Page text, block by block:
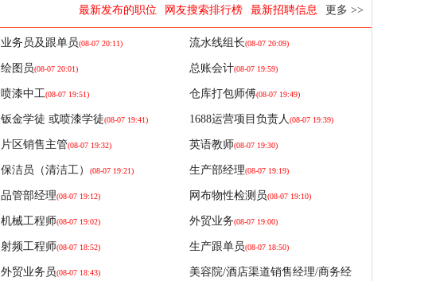
更多 >>
最新招聘信息
网友搜索排行榜
最新发布的职位
业务员及跟单员(08-07 20:11) 流水线组长(08-07 20:09)
绘图员(08-07 20:01) 总账会计(08-07 19:59)
喷漆中工(08-07 19:51) 仓库打包师傅(08-07 19:49)
钣金学徒 或喷漆学徒(08-07 19:41) 1688运营项目负责人(08-07 19:39)
片区销售主管(08-07 19:32) 英语教师(08-07 19:30)
保洁员（清洁工） (08-07 19:21) 生产部经理(08-07 19:19)
品管部经理(08-07 19:12) 网布物性检测员(08-07 19:10)
机械工程师(08-07 19:02) 外贸业务(08-07 19:00)
射频工程师(08-07 18:52) 生产跟单员(08-07 18:50)
外贸业务员(08-07 18:43)
美容院/酒店渠道销售经理/商务经